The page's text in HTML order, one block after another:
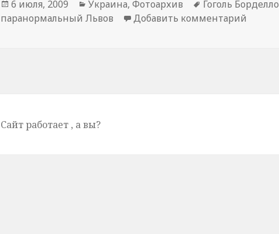
Опубликовано
6 июля, 2009 Рубрики
Украина,Фотоархив Метки
Гоголь Борделло
паранормальный Львов
Добавить комментарий
Сайт работает , а вы?